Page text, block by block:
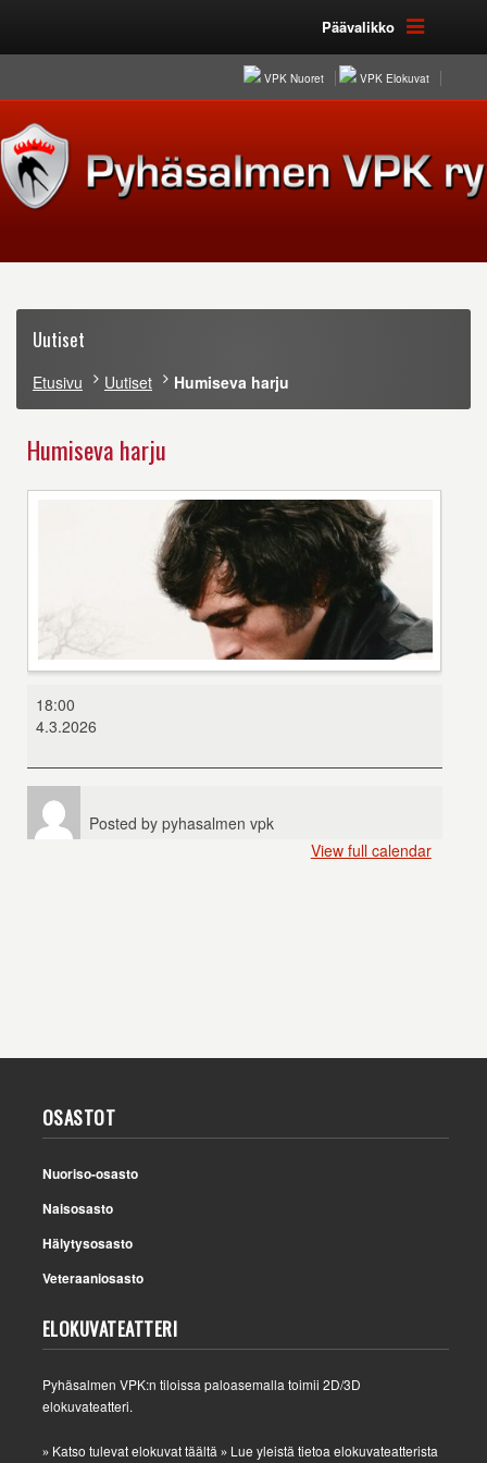
Päävalikko
VPK Nuoret VPK Elokuvat
Uutiset
Etusivu Uutiset Humiseva harju
Humiseva harju
harju
18:00
4.3.2026
Posted by pyhasalmen vpk
View full calendar
OSASTOT
Nuoriso-osasto
Naisosasto
Hälytysosasto
Veteraaniosasto
ELOKUVATEATTERI
Pyhäsalmen VPK:n tiloissa paloasemalla toimii 2D/3D
elokuvateatteri.
» Katso tulevat elokuvat täältä » Lue yleistä tietoa elokuvateatterista